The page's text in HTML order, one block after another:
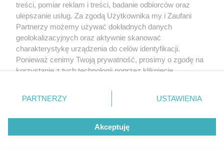
treści, pomiar reklam i treści, badanie odbiorców oraz
ulepszanie usług. Za zgodą Użytkownika my i Zaufani
Partnerzy możemy używać dokładnych danych
geolokalizacyjnych oraz aktywnie skanować
charakterystykę urządzenia do celów identyfikacji.
Ponieważ cenimy Twoją prywatność, prosimy o zgodę na
korzystanie z tych technologii poprzez kliknięcie
zmienić/wycofać klikając przycisk ustawień prywatności
znajdujący się w lewym dolnym rogu strony
rodzaje przetwarzania danych nie wymagają zgody
użytkownika, ale masz prawo sprzeciwić się takiemu
przetwarzaniu. Preferencje będą miały zastosowanie tylko
PARTNERZY USTAWIENIA
Akceptuję